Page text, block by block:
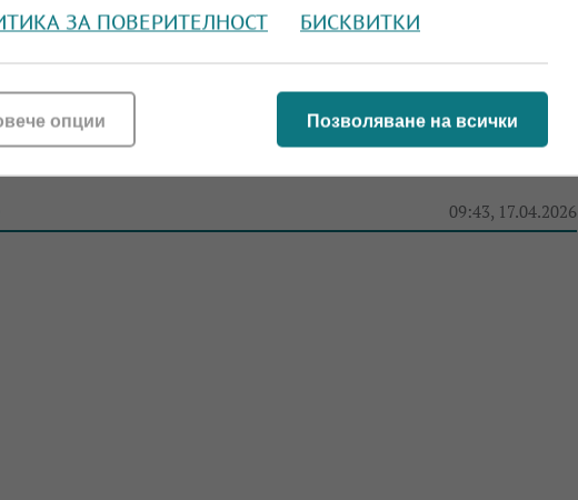
е на път към световен пробив при квантовите
09:43, 17.04.2026
ЗА ПОВЕРИТЕЛНОСТ БИСКВИТКИ
Позволяване на всички
опции